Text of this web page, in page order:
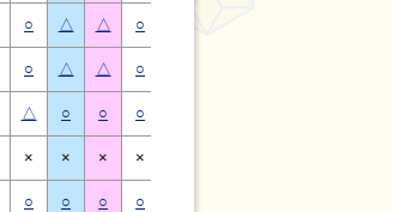
○ △ △ ○
○ △ △ ○
△ ○ ○ ○
× × × ×
○ ○ ○ ○